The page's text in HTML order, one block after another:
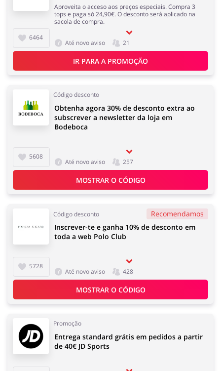
6464
Aproveita o acceso aos preços especiais. Compra 3
tops e paga só 24,90€. O desconto será aplicado na
sacola de compra.
Até novo aviso 21
IR PARA A PROMOÇÃO
Código desconto
5608
Obtenha agora 30% de desconto extra ao
subscrever a newsletter da loja em
Bodeboca
Até novo aviso 257
MOSTRAR O CÓDIGO
Código desconto Recomendamos
5728
Inscrever-te e ganha 10% de desconto em
toda a web Polo Club
Até novo aviso 428
MOSTRAR O CÓDIGO
Promoção
Entrega standard grátis em pedidos a partir
de 40€ JD Sports